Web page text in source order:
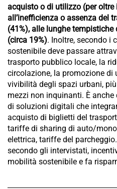
acquisto o di utilizzo (per
all’inefficienza o assenza del
(41%), alle lunghe
(circa 19%). Inoltre, secondo i
sostenibile deve passare
trasporto pubblico locale, la
circolazione, la promozione di
vivibilità degli spazi urbani,
mezzi non inquinanti. È
di soluzioni digitali che
acquisto di biglietti del
tariffe di sharing di auto/
elettrica, tariffe del
secondo gli intervistati,
mobilità sostenibile e fa